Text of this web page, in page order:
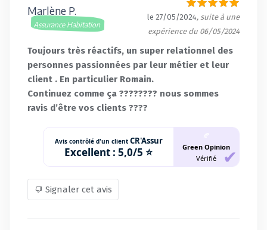
Marlène P.
Assurance Habitation
le 27/05/2024, suite à une
expérience du 06/05/2024
Toujours très réactifs, un super relationnel des
personnes passionnées par leur métier et leur
client . En particulier Romain.
Continuez comme ça ???????? nous sommes
ravis d’être vos clients ????
Avis contrôlé d'un client CR'Assur
Excellent : 5,0/5 ⭐
Green Opinion
Vérifié
Signaler cet avis